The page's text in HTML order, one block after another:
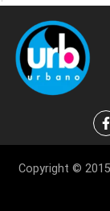
Copyright ©